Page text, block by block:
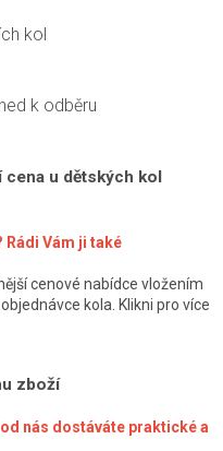
kol
k odběru
cena u dětských kol
Rádi Vám ji také
cenové nabídce vložením
kola. Klikni pro více
zboží
nás dostáváte praktické a